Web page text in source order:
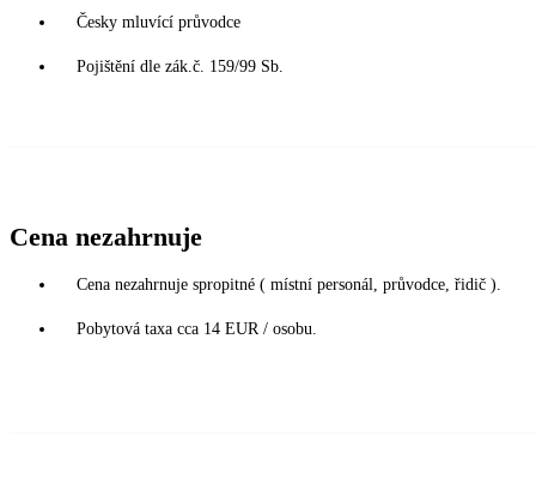
Česky mluvící průvodce
Pojištění dle zák.č. 159/99 Sb.
Cena nezahrnuje
Cena nezahrnuje spropitné ( místní personál, průvodce, řidič ).
Pobytová taxa cca 14 EUR / osobu.